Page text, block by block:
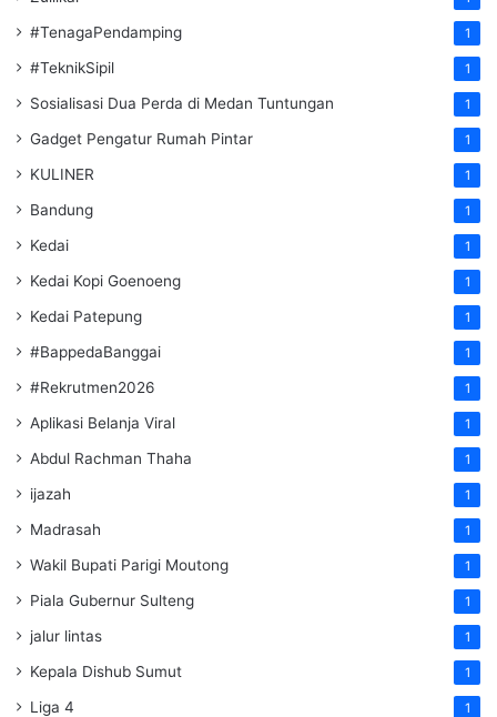
#TenagaPendamping 1
#TeknikSipil 1
Sosialisasi Dua Perda di Medan Tuntungan 1
Gadget Pengatur Rumah Pintar 1
KULINER 1
Bandung 1
Kedai 1
Kedai Kopi Goenoeng 1
Kedai Patepung 1
#BappedaBanggai 1
#Rekrutmen2026 1
Aplikasi Belanja Viral 1
Abdul Rachman Thaha 1
ijazah 1
Madrasah 1
Wakil Bupati Parigi Moutong 1
Piala Gubernur Sulteng 1
jalur lintas 1
Kepala Dishub Sumut 1
Liga 4 1